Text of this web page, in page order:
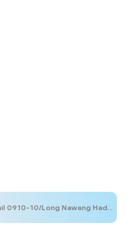
Nawang Hadiri Rapat Pembentukan Panitia HUT RI ke-80.